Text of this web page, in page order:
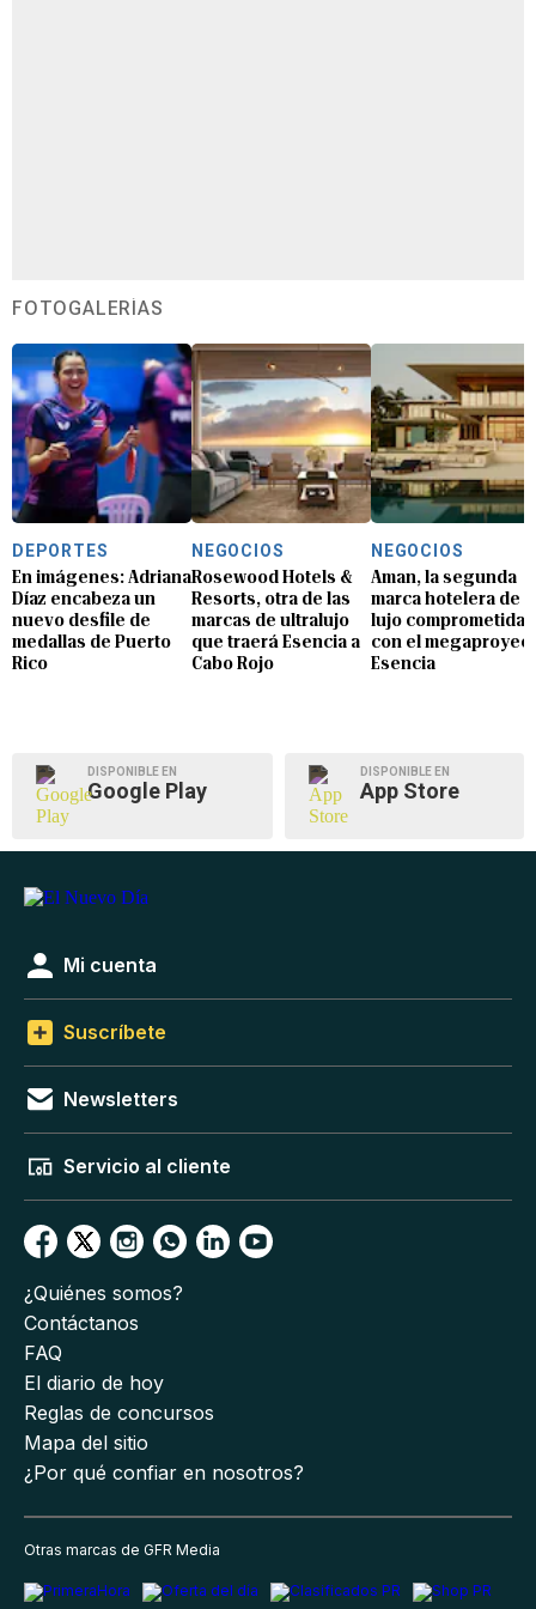
FOTOGALERÍAS
DEPORTES
En imágenes: Adriana
Díaz encabeza un
nuevo desfile de
medallas de Puerto
Rico
NEGOCIOS
Rosewood Hotels &
Resorts, otra de las
marcas de ultralujo
que traerá Esencia a
Cabo Rojo
NEGOCIOS
Aman, la segunda
marca hotelera de
lujo comprometida
con el
Esencia
DISPONIBLE EN
Google Play
DISPONIBLE EN
App Store
Mi cuenta
Suscríbete
Newsletters
Servicio al cliente
¿Quiénes somos?
Contáctanos
FAQ
El diario de hoy
Reglas de concursos
Mapa del sitio
¿Por qué confiar en nosotros?
Otras marcas de GFR Media